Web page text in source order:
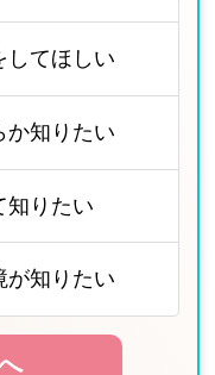
してほしい
か知りたい
知りたい
が知りたい